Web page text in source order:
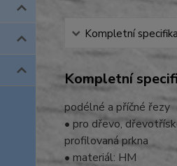
Kompletní
Kompletní
podélné a příčné řezy
• pro dřevo,
profilovaná prkna
• materiál: HM